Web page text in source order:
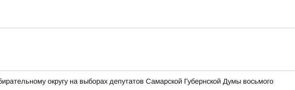
округу на выборах депутатов Самарской Губернской Думы восьмого